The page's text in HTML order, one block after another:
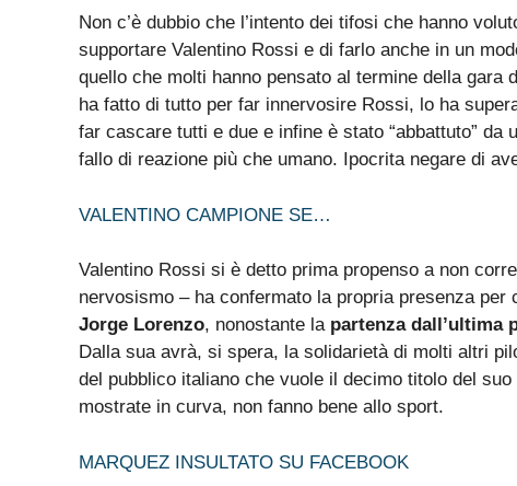
Non c’è dubbio che l’intento dei tifosi che hanno
supportare Valentino Rossi e di farlo anche in un
quello che molti hanno pensato al termine della
ha fatto di tutto per far innervosire Rossi, lo ha
far cascare tutti e due e infine è stato “abbattuto”
fallo di reazione più che umano. Ipocrita negare di
VALENTINO CAMPIONE SE…
Valentino Rossi si è detto prima propenso a non
nervosismo – ha confermato la propria presenza per
Jorge Lorenzo, nonostante la partenza dall’ultima
Dalla sua avrà, si spera, la solidarietà di molti altri
del pubblico italiano che vuole il decimo titolo del
mostrate in curva, non fanno bene allo sport.
MARQUEZ INSULTATO SU FACEBOOK